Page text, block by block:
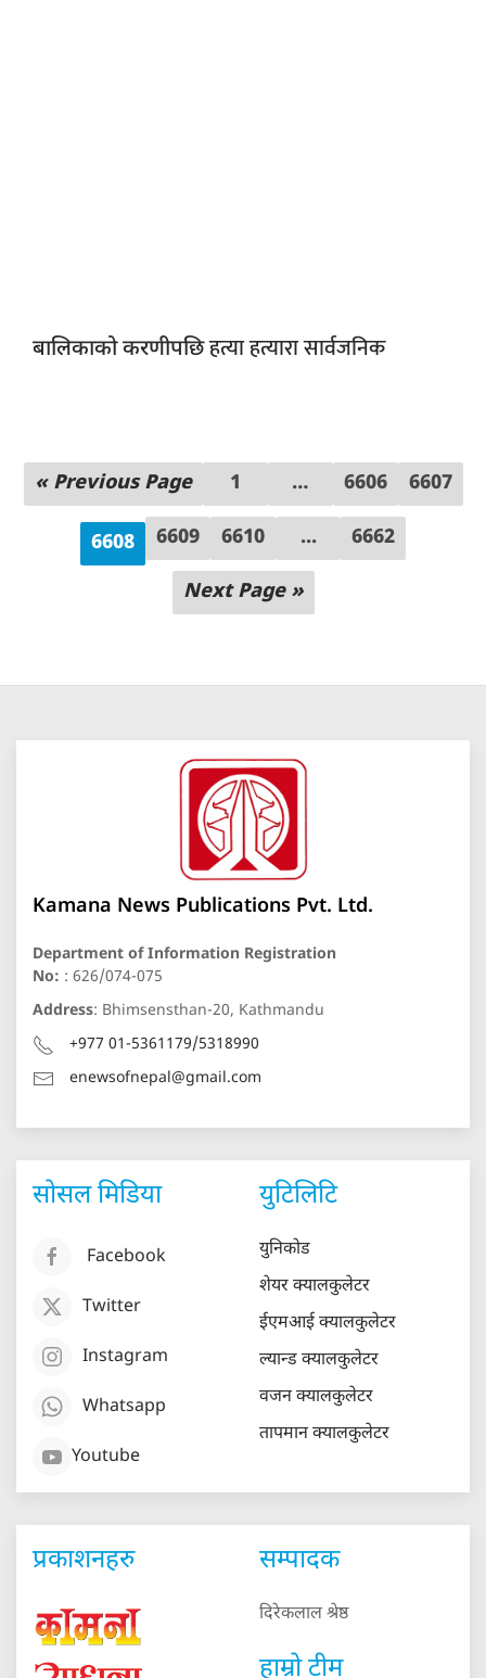
बालिकाको करणीपछिहत्या हत्यारा सार्वजनिक
« Previous Page 1 … 6606 6607
6608 6609 6610 ... 6662
Next Page »
Kamana News Publications Pvt. Ltd.
Department of Information Registration
No: : 626/074-075
Address: Bhimsensthan-20, Kathmandu
+977 01-5361179/5318990
enewsofnepal@gmail.com
सोसल मिडिया
Facebook
Twitter
Instagram
Whatsapp
Youtube
युटिलिटि
युनिकोड
शेयर क्यालकुलेटर
ईएमआई क्यालकुलेटर
ल्यान्ड क्यालकुलेटर
वजन क्यालकुलेटर
तापमान क्यालकुलेटर
प्रकाशनहरु सम्पादक
दिरेकलाल श्रेष्ठ
हाम्रो टीम